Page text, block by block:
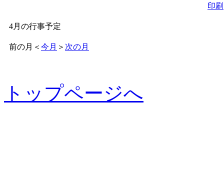
印刷
4月の行事予定
前の月 ＜ 今月 ＞ 次の月
トップページへ